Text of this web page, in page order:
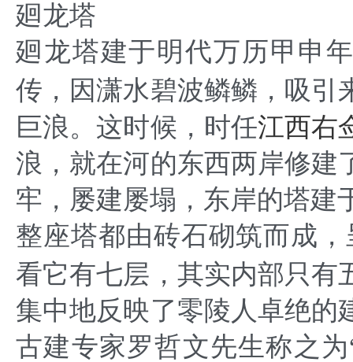
廻龙塔
廻龙塔建于明代万历甲申
传，因潇水碧波鳞鳞，吸引
巨浪。这时候，时任江西右
浪，就在河的东西两岸修建
牢，屡建屡塌，东岸的塔建
整座塔都由砖石砌筑而成
看它有七层，其实内部只有
集中地反映了零陵人卓绝的
古建专家罗哲文先生称之